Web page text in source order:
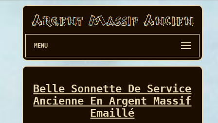
MENU
Belle Sonnette De Service
Ancienne En Argent Massif
Emaillé